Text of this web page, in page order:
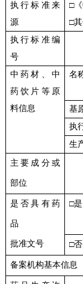
执行标准来
源
□
□
执行标准编
号
中药材、中
药饮片等原
料信息
名
基
执
生
主要成分或
部位
是否具有药
品
批准文号
□是
□否
备案机构基本信息